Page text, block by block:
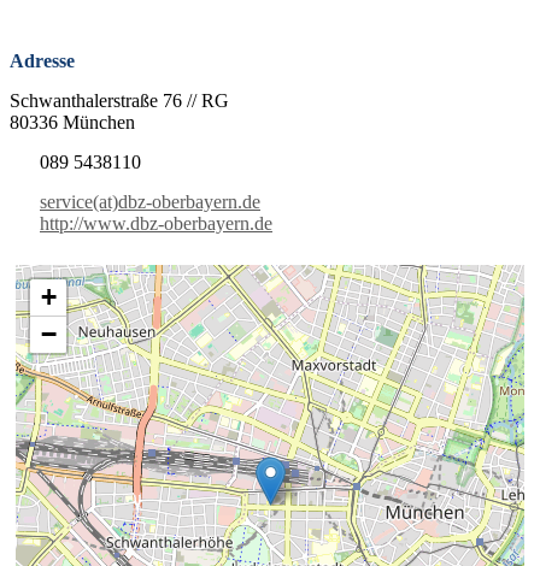
Adresse
Schwanthalerstraße 76 // RG
80336 München
089 5438110
service(at)dbz-oberbayern.de
http://www.dbz-oberbayern.de
+
−